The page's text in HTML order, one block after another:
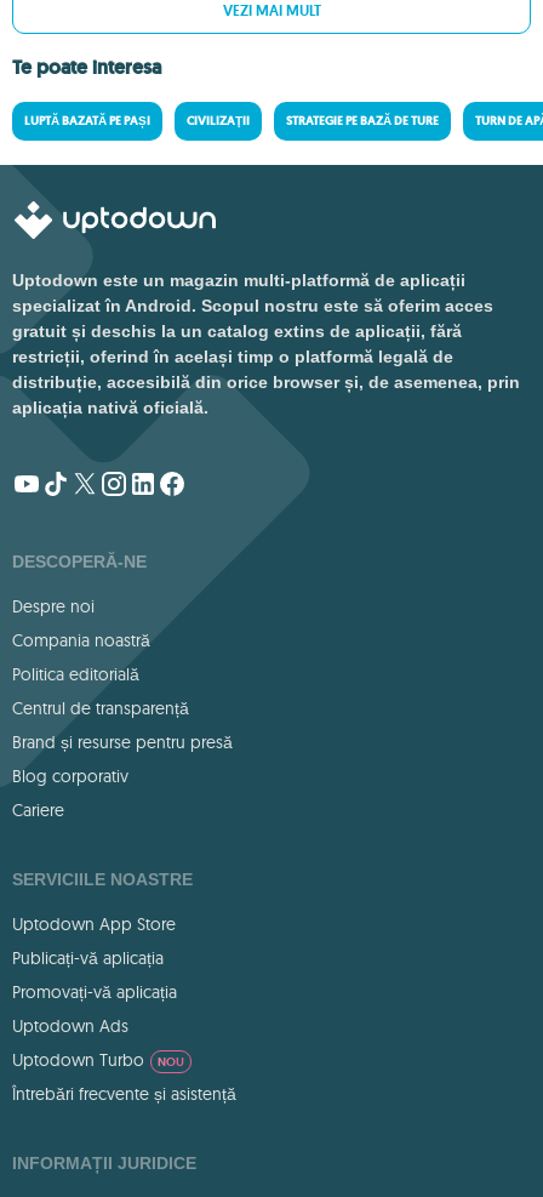
VEZI MAI MULT
Te poate interesa
LUPTĂ BAZATĂ PE PAȘI CIVILIZAŢII STRATEGIE PE BAZĂ DE TURE TURN DE
Uptodown este un magazin multi-platformă de aplicații
specializat în Android. Scopul nostru este să oferim acces
gratuit și deschis la un catalog extins de aplicații, fără
restricții, oferind în același timp o platformă legală de
distribuție, accesibilă din orice browser și, de asemenea, prin
aplicația nativă oficială.
DESCOPERĂ-NE
Despre noi
Compania noastră
Politica editorială
Centrul de transparență
Brand și resurse pentru presă
Blog corporativ
Cariere
SERVICIILE NOASTRE
Uptodown App Store
Publicați-vă aplicația
Promovați-vă aplicația
Uptodown Ads
Uptodown Turbo
NOU
Întrebări frecvente și asistență
INFORMAȚII JURIDICE